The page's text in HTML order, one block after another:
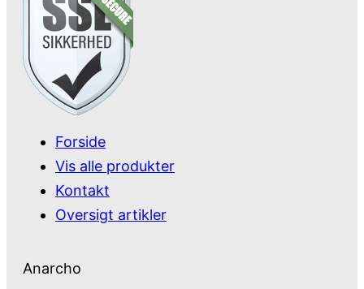
Forside
Vis alle produkter
Kontakt
Oversigt artikler
Anarcho